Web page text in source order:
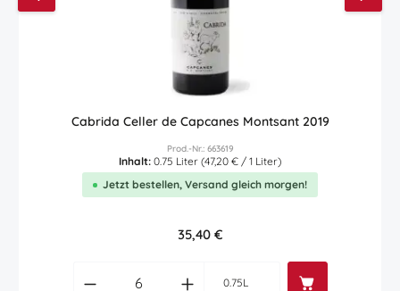
Cabrida Celler de Capcanes Montsant 2019
Prod.-Nr.: 663619
Inhalt: 0.75 Liter (47,20 € / 1 Liter)
Jetzt bestellen, Versand gleich morgen!
Regulärer Preis:
35,40 €
Produkt Anzahl: Gib den gewünschten
0.75L